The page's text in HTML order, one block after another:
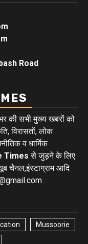
Road
की सभी मुख्य खबरों को
विरासतों, लोक
व धार्मिक
Times से जुड़ने के लिए
चैनल,इंस्टाग्राम आदि
Mussoorie